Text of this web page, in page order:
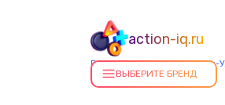
action-iq.ru
Ремонт экшен-камер в Улан-
ВЫБЕРИТЕ БРЕНД